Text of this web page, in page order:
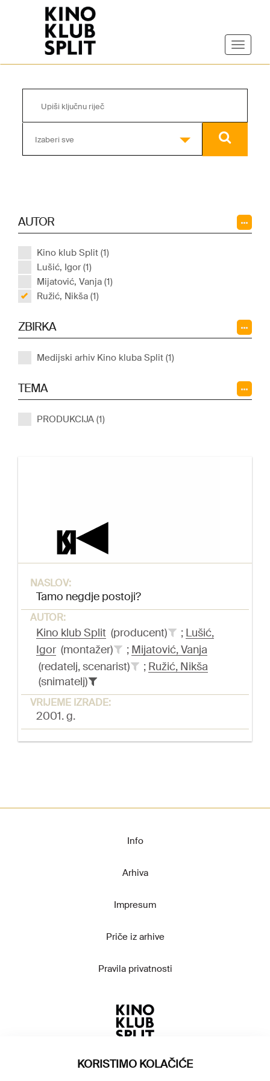
Izaberi sve
AUTOR
Kino klub Split (1)
Lušić, Igor (1)
Mijatović, Vanja (1)
Ružić, Nikša (1)
ZBIRKA
Medijski arhiv Kino kluba Split (1)
TEMA
PRODUKCIJA (1)
NASLOV:
Tamo negdje postoji?
AUTOR:
Kino klub Split (producent) ; Lušić,
Igor (montažer) ; Mijatović, Vanja
(redatelj, scenarist)
; Ružić, Nikša
(snimatelj)
VRIJEME IZRADE:
2001. g.
Info
Arhiva
Impresum
Priče iz arhive
Pravila privatnosti
KORISTIMO KOLAČIĆE